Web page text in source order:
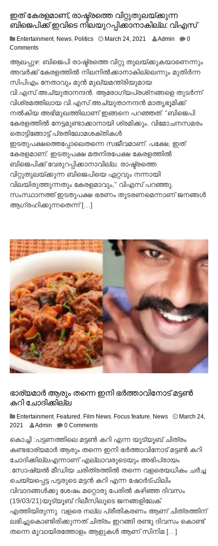
ഇത് കേരളമാണ്, രാഷ്ട്രത്തെ വിറ്റുതുലയ്ക്കുന്ന
ബിജെപിക്ക് ഇവിടെ നിലയുറപ്പിക്കാനാകില്ല: വിഎസ്
Entertainment, News, Politics March 24, 2021
c
h
2
4
0
2
Admin
0
Comments
ആലപ്പുഴ: ബിജെപി രാഷ്ട്രത്തെ വിറ്റു തുലയ്ക്കുകയാണെന്നും
അവര്‍ക്ക് കേരളത്തില്‍ നിലനില്‍ക്കാനാകില്ലെന്നും മുതിര്‍ന്ന
സിപിഎം നേതാവും മുന്‍ മുഖ്യമന്ത്രിയുമായ
വി.എസ്.അച്യുതാനന്ദന്‍. ആരോഗ്യപ്രശ്‌നങ്ങളെ തുടര്‍ന്ന്
വിശ്രമത്തിലായ വി.എസ്.അച്യുതാനന്ദന്‍ മാതൃഭൂമിക്ക്
നല്‍കിയ അഭിമുഖത്തിലാണ് ഇങ്ങനെ പറഞ്ഞത്. “ബിജെപി
കേരളത്തില്‍ നേട്ടമുണ്ടാക്കാനായി ശ്രമിക്കും. വിമോചനസമരം
തൊട്ടിങ്ങോട്ട് പ്രതിലോമശക്തികള്‍
ഇടതുപക്ഷത്തെപ്പോലെതന്നെ സജീവമാണ്. പക്ഷേ, ഇത്
കേരളമാണ്. ഇടതുപക്ഷ മതനിരപേക്ഷ കേരളത്തില്‍
ബിജെപിക്ക് വേരുറപ്പിക്കാനാവില്ല. രാഷ്ട്രത്തെ
വിറ്റുതുലയ്ക്കുന്ന ബിജെപിയെ ഏറ്റവും നന്നായി
വിലയിരുത്തുന്നതും കേരളമാവും,” വിഎസ് പറഞ്ഞു.
സംസ്ഥാനത്ത് ഇടതുപക്ഷ ഭരണം തുടരണമെന്നാണ് ജനങ്ങള്‍
ആഗ്രഹിക്കുന്നതെന്ന് […]
ഭാര്യമാർ ആരും തന്നെ ഇനി ഭർത്താവിനോട് മട്ടൺ
കറി ചോദിക്കില്ല
Entertainment, Featured , Film News, Focus feature, News
March 24,
2021
r
c
h
2
4
2
0
2
1
Admin 0 Comments
കൊച്ചി :പട്ടണത്തിലെ മട്ടൺ കറി എന്ന യൂട്യൂബ് ചിത്രം
കണ്ടഭാര്യമാർ ആരും തന്നെ ഇനി ഭർത്താവിനോട് മട്ടൺ കറി
ചോദിക്കില്ലഎന്നാണ് എല്ലാവരുടെയും അഭിപ്രായം
.സോഷ്യൽ മീഡിയ ചരിത്രത്തിൽ തന്നെ വളരെയധികം ചർച്ച
ചെയ്യപ്പെട്ട പട്ടരുടെ മട്ടൻ കറി എന്ന ഷോർട്ഫിലിം
വിവാദങ്ങൾക്കു ശേഷം മറ്റൊരു പേരിൽ കഴിഞ്ഞ ദിവസം
(19/03/21)യൂട്യൂബ് റിലീസിലൂടെ ജനങ്ങളിലേക്
എത്തിയിരുന്നു. വളരെ നല്ല പ്രീതികരണം ആണ് ചിത്രത്തിന്
ലഭിച്ചുകൊണ്ടിരിക്കുന്നത് ചിത്രം ഇറങ്ങി രണ്ടു ദിവസം കൊണ്ട്
തന്നെ മൂവായിരത്തോളം ആളുകൾ ആണ് സിനിമ […]